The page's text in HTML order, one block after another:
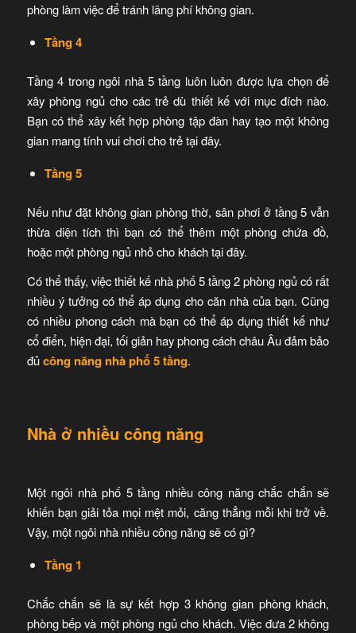
phòng làm việc để tránh lãng phí không gian.
Tầng 4
Tầng 4 trong ngôi nhà 5 tầng luôn luôn được lựa chọn để
xây phòng ngủ cho các trẻ dù thiết kế với mục đích nào.
Bạn có thể xây kết hợp phòng tập đàn hay tạo một không
gian mang tính vui chơi cho trẻ tại đây.
Tầng 5
Nếu như đặt không gian phòng thờ, sân phơi ở tầng 5 vẫn
thừa diện tích thì bạn có thể thêm một phòng chứa đồ,
hoặc một phòng ngủ nhỏ cho khách tại đây.
Có thể thấy, việc thiết kế nhà phố 5 tầng 2 phòng ngủ có rất
nhiều ý tưởng có thể áp dụng cho căn nhà của bạn. Cũng
có nhiều phong cách mà bạn có thể áp dụng thiết kế như
cổ điển, hiện đại, tối giản hay phong cách châu Âu đảm bảo
đủcông năng nhà phố 5 tầng.
Nhà ở nhiều công năng
Một ngôi nhà phố 5 tầng nhiều công năng chắc chắn sẽ
khiến bạn giải tỏa mọi mệt mỏi, căng thẳng mỗi khi trở về.
Vậy, một ngôi nhà nhiều công năng sẽ có gì?
Tầng 1
Chắc chắn sẽ là sự kết hợp 3 không gian phòng khách,
phòng bếp và một phòng ngủ cho khách. Việc đưa 2 không